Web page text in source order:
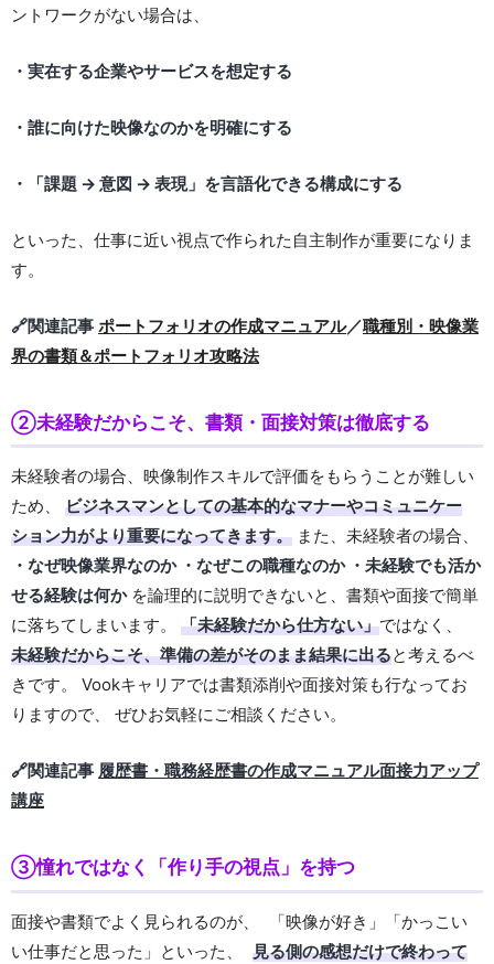
ントワークがない場合は、
・実在する企業やサービスを想定する
・誰に向けた映像なのかを明確にする
・「課題 → 意図 → 表現」を言語化できる構成にする
といった、仕事に近い視点で作られた自主制作が重要になりま
す。
🔗関連記事 ポートフォリオの作成マニュアル／職種別・映像業
界の書類＆ポートフォリオ攻略法
②未経験だからこそ、書類・面接対策は徹底する
未経験者の場合、映像制作スキルで評価をもらうことが難しい
ため、 ビジネスマンとしての基本的なマナーやコミュニケー
ション力がより重要になってきます。 また、未経験者の場合、
・なぜ映像業界なのか ・なぜこの職種なのか ・未経験でも活か
せる経験は何かを論理的に説明できないと、書類や面接で簡単
に落ちてしまいます。 「未経験だから仕方ない」ではなく、
未経験だからこそ、準備の差がそのまま結果に出ると考えるべ
きです。 Vookキャリアでは書類添削や面接対策も行なってお
りますので、 ぜひお気軽にご相談ください。
🔗関連記事 履歴書・職務経歴書の作成マニュアル面接力アップ
講座
③憧れではなく「作り手の視点」を持つ
面接や書類でよく見られるのが、 「映像が好き」「かっこい
い仕事だと思った」といった、 見る側の感想だけで終わって